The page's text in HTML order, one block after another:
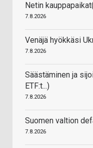
Netin
7.8.2026
Venäjä hyökkäsi
7.8.2026
Säästäminen ja
ETF:t...)
7.8.2026
Suomen valtion
7.8.2026